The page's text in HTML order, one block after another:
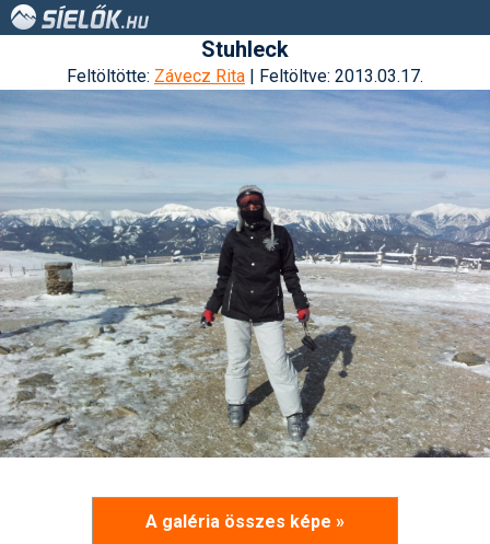
Stuhleck
Feltöltötte: Závecz Rita | Feltöltve: 2013.03.17.
A galéria összes képe »